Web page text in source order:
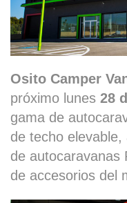
Osito Camper
próximo lunes 28
gama de
de techo
de autocaravanas
de accesorios del